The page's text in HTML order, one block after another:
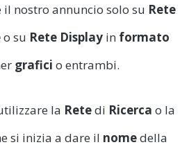
nostro annuncio solo su Rete
o su Rete Display in formato
grafici o entrambi.
la Retedi Ricerca o la
si inizia a dare il nomedella